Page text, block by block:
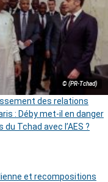
© (PR-Tchad)
des relations
: Déby met-il en danger
du Tchad avec l’AES ?
et recompositions